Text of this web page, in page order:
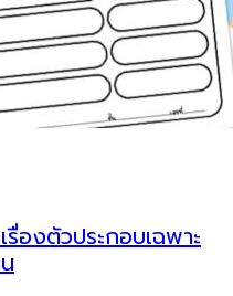
องตัวประกอบเฉพาะ